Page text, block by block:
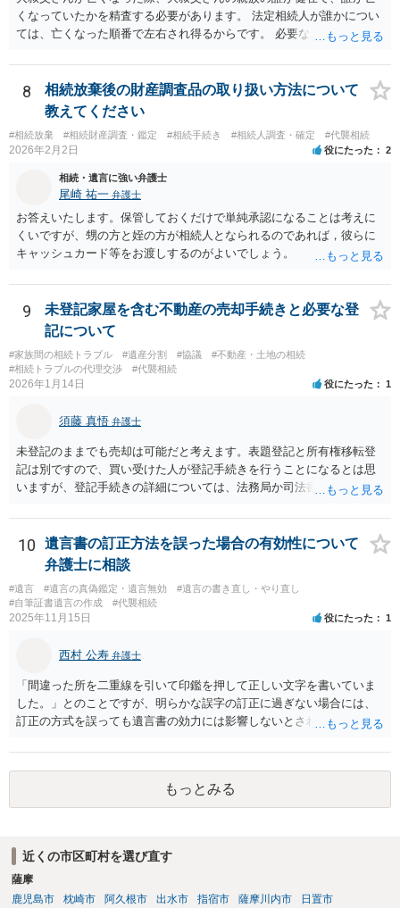
くなっていたかを精査する必要があります。 法定相続人が誰かについ
ては、亡くなった順番で左右され得るからです。 必要な戸籍謄本を揃
8
相続放棄後の財産調査品の取り扱い方法について
教えてください
#相続放棄 #相続財産調査・鑑定 #相続手続き #相続人調査・確定 #代襲相続
2026年2月2日 役にたった 2
相続・遺言に強い弁護士
尾崎 祐一 弁護士
お答えいたします。保管しておくだけで単純承認になることは考えに
くいですが、甥の方と姪の方が相続人となられるのであれば，彼らに
キャッシュカード等をお渡しするのがよいでしょう。
9
未登記家屋を含む不動産の売却手続きと必要な登
記について
#家族間の相続トラブル #遺産分割 #協議
#不動産・土地の相続
#相続トラブルの代理交渉
#代襲相続
2026年1月14日 役にたった 1
須藤 真悟 弁護士
未登記のままでも売却は可能だと考えます。表題登記と所有権移転登
記は別ですので、買い受けた人が登記手続きを行うことになるとは思
いますが、登記手続きの詳細については、法務局か司法書士に確認す
10
遺言書の訂正方法を誤った場合の有効性について
弁護士に相談
#遺言 #遺言の真偽鑑定・遺言無効
#遺言の書き直し・やり直し
#自筆証書遺言の作成
#代襲相続
2025年11月15日 役にたった 1
西村 公寿 弁護士
「間違った所を二重線を引いて印鑑を押して正しい文字を書いていま
した。」とのことですが、明らかな誤字の訂正に過ぎない場合には、
訂正の方式を誤っても遺言書の効力には影響しないとされているよう
もっとみる
近くの市区町村を選び直す
薩摩
鹿児島市
枕崎市 阿久根市 出水市 指宿市 薩摩川内市
日置市